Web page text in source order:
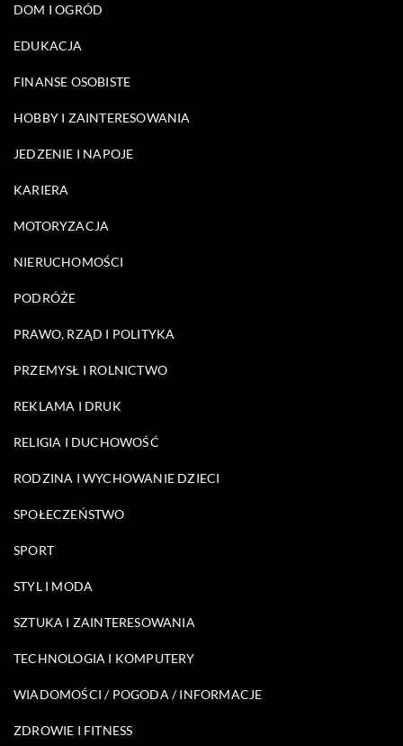
DOM I OGRÓD
EDUKACJA
FINANSE OSOBISTE
HOBBY I ZAINTERESOWANIA
JEDZENIE I NAPOJE
KARIERA
MOTORYZACJA
NIERUCHOMOŚCI
PODRÓŻE
PRAWO, RZĄD I POLITYKA
PRZEMYSŁ I ROLNICTWO
REKLAMA I DRUK
RELIGIA I DUCHOWOŚĆ
RODZINA I WYCHOWANIE DZIECI
SPOŁECZEŃSTWO
SPORT
STYL I MODA
SZTUKA I ZAINTERESOWANIA
TECHNOLOGIA I KOMPUTERY
WIADOMOŚCI / POGODA / INFORMACJE
ZDROWIE I FITNESS